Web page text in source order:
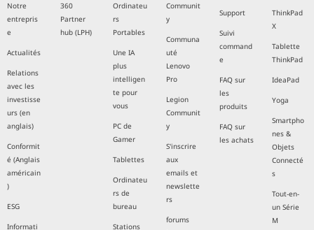
Notre
entrepris
e
Actualités
Relations
avec les
investisse
urs (en
anglais)
Conformit
é (Anglais
américain
)
ESG
Informati
360
Partner
hub (LPH)
Ordinateu
rs
Portables
Une IA
plus
intelligen
te pour
vous
PC de
Gamer
Tablettes
Ordinateu
rs de
bureau
Stations
Communit
y
Communa
uté
Lenovo
Pro
Legion
Communit
y
S'inscrire
aux
emails et
newslette
rs
forums
Support
Suivi
command
e
FAQ sur
les
produits
FAQ sur
les achats
ThinkPad
X
Tablette
ThinkPad
IdeaPad
Yoga
Smartpho
nes &
Objets
Connecté
s
Tout-en-
un Série
M